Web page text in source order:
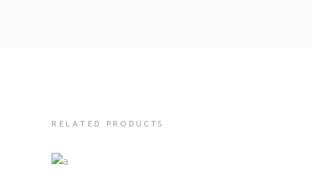
RELATED PRODUCTS